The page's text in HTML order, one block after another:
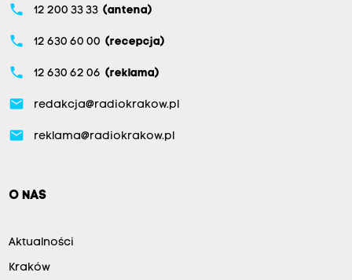
phone 12 200 33 33 (antena)
phone 12 630 60 00 (recepcja)
phone 12 630 62 06 (reklama)
email redakcja@radiokrakow.pl
email reklama@radiokrakow.pl
O NAS
Aktualności
Kraków